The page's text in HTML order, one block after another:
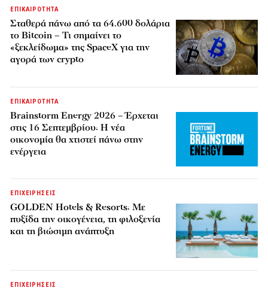
ΕΠΙΚΑΙΡΟΤΗΤΑ
Σταθερά πάνω από τα 64.600 δολάρια
το Bitcoin – Τι σημαίνει το
«ξεκλείδωμα» της SpaceX για την
αγορά των crypto
ΕΠΙΚΑΙΡΟΤΗΤΑ
Brainstorm Energy 2026 – Έρχεται
στις 16 Σεπτεμβρίου: Η νέα
οικονομία θα χτιστεί πάνω στην
ενέργεια
ΕΠΙΧΕΙΡΗΣΕΙΣ
GOLDEN Hotels & Resorts: Με
πυξίδα την οικογένεια, τη φιλοξενία
και τη βιώσιμη ανάπτυξη
ΕΠΙΧΕΙΡΗΣΕΙΣ